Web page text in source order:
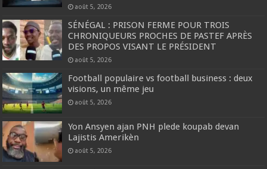
août 5, 2026
SÉNÉGAL : PRISON FERME POUR TROIS
CHRONIQUEURS PROCHES DE PASTEF APRÈS
DES PROPOS VISANT LE PRÉSIDENT
août 5, 2026
Football populaire vs football business : deux
visions, un même jeu
août 5, 2026
Yon Ansyen ajan PNH plede koupab devan
Lajistis Amerikèn
août 5, 2026